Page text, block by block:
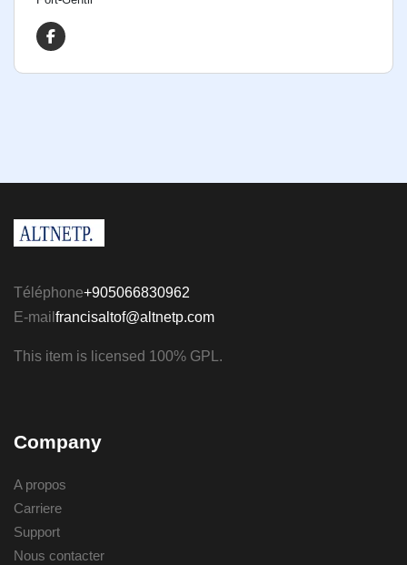
Téléphone+905066830962
E-mail francisaltof@altnetp.com
This item is licensed 100% GPL.
Company
A propos
Carriere
Support
Nous contacter